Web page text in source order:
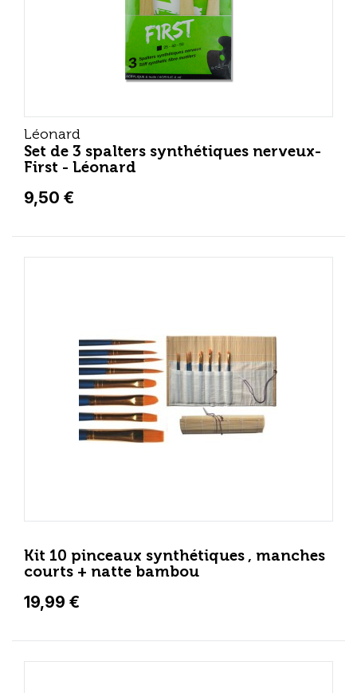
Léonard
Set de 3 spalters synthétiques nerveux-
First - Léonard
9,50 €
Kit 10 pinceaux synthétiques , manches
courts + natte bambou
19,99 €